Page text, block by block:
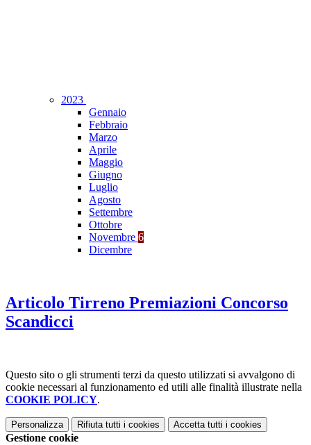
2023
Gennaio
Febbraio
Marzo
Aprile
Maggio
Giugno
Luglio
Agosto
Settembre
Ottobre
Novembre 6
Dicembre
Articolo Tirreno Premiazioni Concorso
Scandicci
Questo sito o gli strumenti terzi da questo utilizzati si avvalgono di
cookie necessari al funzionamento ed utili alle finalità illustrate nella
COOKIE POLICY.
Personalizza Rifiuta tutti i cookies Accetta tutti i cookies
Gestione cookie